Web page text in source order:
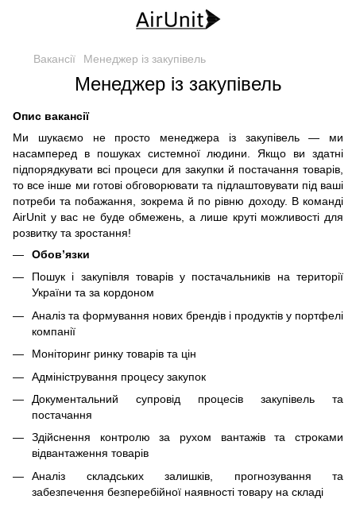
Вакансії Менеджер із закупівель
Менеджер із закупівель
Опис вакансії
Ми шукаємо не просто менеджера із закупівель — ми
насамперед в пошуках системної людини. Якщо ви здатні
підпорядкувати всі процеси для закупки й постачання товарів,
то все інше ми готові обговорювати та підлаштовувати під ваші
потреби та побажання, зокрема й по рівню доходу. В команді
AirUnit у вас не буде обмежень, а лише круті можливості для
розвитку та зростання!
Обов’язки
Пошук і закупівля товарів у постачальників на території
України та за кордоном
Аналіз та формування нових брендів і продуктів у портфелі
компанії
Моніторинг ринку товарів та цін
Адміністрування процесу закупок
Документальний супровід процесів закупівель та
постачання
Здійснення контролю за рухом вантажів та строками
відвантаження товарів
Аналіз складських залишків, прогнозування та
забезпечення безперебійної наявності товару на складі